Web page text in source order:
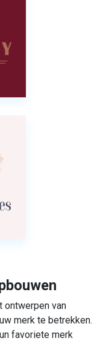
ontwerpen van
merk te betrekken.
favoriete merk